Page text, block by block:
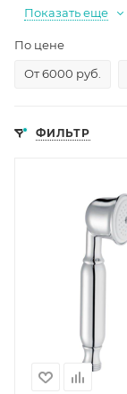
Показать еще
По цене
От 6000 руб.
ФИЛЬТР